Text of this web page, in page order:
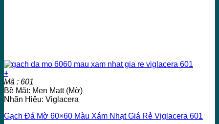
+
Mã : 601
Bề Mặt: Men Matt (Mờ)
Nhãn Hiệu: Viglacera
Gạch Đá Mờ 60×60 Màu Xám Nhạt Giá Rẻ Viglacera 601